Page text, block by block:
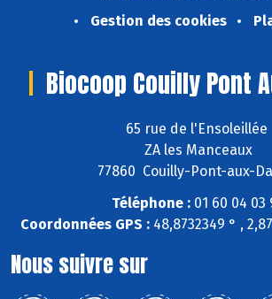
Gestion des cookies
Biocoop Couilly Pont
65 rue de l'Ensoleillée
ZA les Manceaux
77860 Couilly-Pont-aux-
Téléphone : 01 60 04 03
Coordonnées GPS :48,8732349 ° ,
Nous suivre sur